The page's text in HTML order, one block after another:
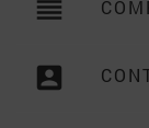
reorder
account_box